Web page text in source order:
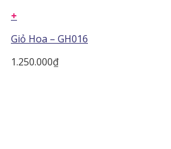
+
Giỏ Hoa – GH016
1.250.000₫